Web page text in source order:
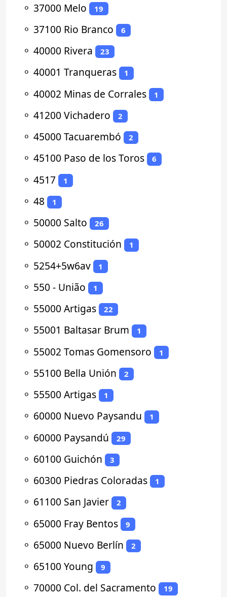
⚬ 37000 Melo 19
⚬ 37100 Rio Branco 6
⚬ 40000 Rivera 23
⚬ 40001 Tranqueras 1
⚬ 40002 Minas de Corrales 1
⚬ 41200 Vichadero 2
⚬ 45000 Tacuarembó 2
⚬ 45100 Paso de los Toros 6
⚬ 4517 1
⚬ 48 1
⚬ 50000 Salto 26
⚬ 50002 Constitución 1
⚬ 5254+5w6av 1
⚬ 550 - União 1
⚬ 55000 Artigas 22
⚬ 55001 Baltasar Brum 1
⚬ 55002 Tomas Gomensoro 1
⚬ 55100 Bella Unión 2
⚬ 55500 Artigas 1
⚬ 60000 Nuevo Paysandu 1
⚬ 60000 Paysandú 29
⚬ 60100 Guichón 3
⚬ 60300 Piedras Coloradas 1
⚬ 61100 San Javier 2
⚬ 65000 Fray Bentos 9
⚬ 65000 Nuevo Berlín 2
⚬ 65100 Young 9
⚬ 70000 Col. del Sacramento 19